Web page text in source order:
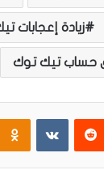
زيادة إعجابات
حساب تيك توك
‏VKontakte